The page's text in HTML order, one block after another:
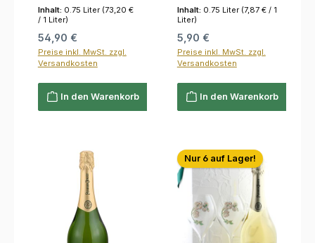
Inhalt: 0.75 Liter (73,20 €
/ 1 Liter)
Regulärer Preis:
54,90 €
Preise inkl. MwSt. zzgl.
Versandkosten
In den Warenkorb
Inhalt: 0.75 Liter (7,87 € / 1
Liter)
Regulärer Preis:
5,90 €
Preise inkl. MwSt. zzgl.
Versandkosten
In den Warenkorb
Nur 6 auf Lager!